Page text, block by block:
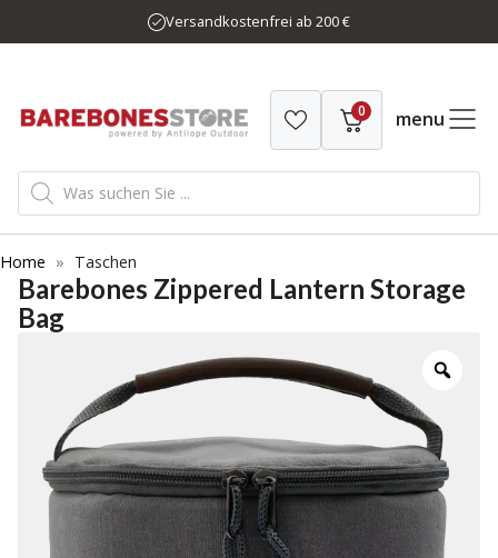
Inhalt
Versandkostenfrei ab 200 €
0 menu
Products
search
Home » Taschen
Barebones Zippered Lantern Storage
Bag